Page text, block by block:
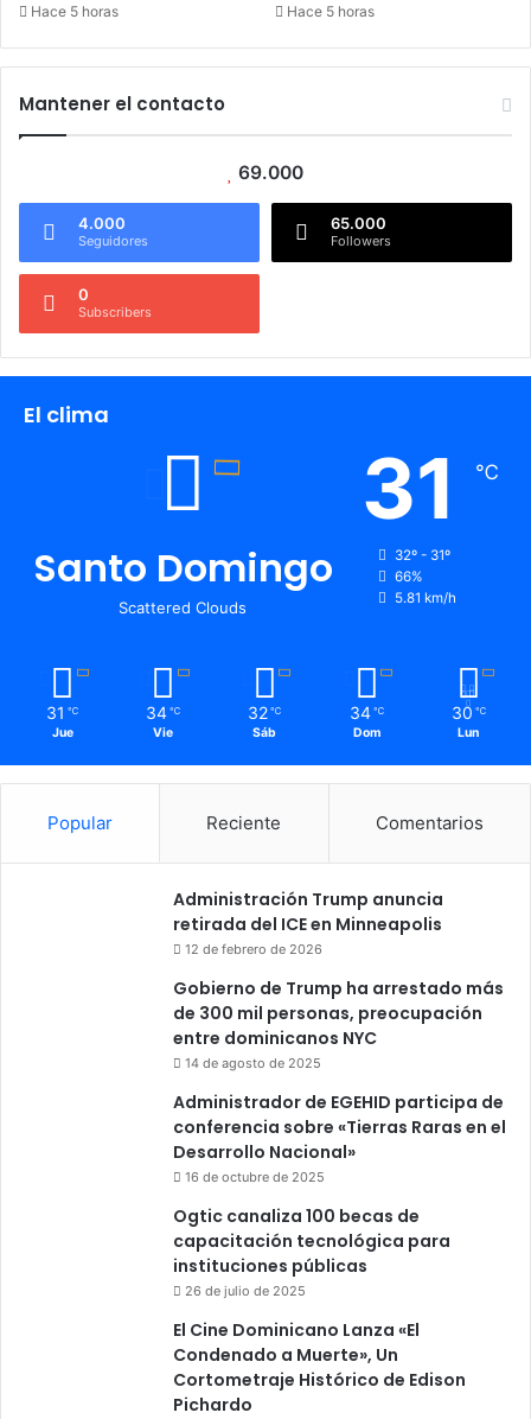
Hace 5 horas Hace 5 horas
Mantener el contacto
69.000
4.000
Seguidores
65.000
Followers
0
Subscribers
El clima
Santo Domingo
Scattered Clouds
31 ℃
32º - 31º
66%
5.81 km/h
31 ℃
Jue
34 ℃
Vie
32 ℃
Sáb
34 ℃
Dom
30 ℃
Lun
Popular Reciente Comentarios
Administración Trump anuncia
retirada del ICE en Minneapolis
12 de febrero de 2026
Gobierno de Trump ha arrestado más
de 300 mil personas, preocupación
entre dominicanos NYC
14 de agosto de 2025
Administrador de EGEHID participa de
conferencia sobre «Tierras Raras en el
Desarrollo Nacional»
16 de octubre de 2025
Ogtic canaliza 100 becas de
capacitación tecnológica para
instituciones públicas
26 de julio de 2025
El Cine Dominicano Lanza «El
Condenado a Muerte», Un
Cortometraje Histórico de Edison
Pichardo